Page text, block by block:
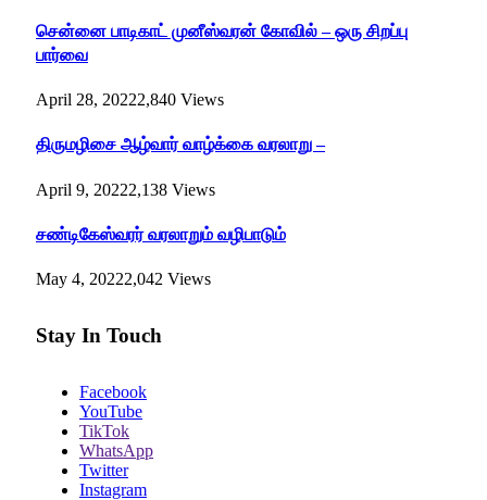
சென்னை பாடிகாட் முனீஸ்வரன் கோவில் – ஒரு சிறப்பு
பார்வை
April 28, 20222,840 Views
திருமழிசை ஆழ்வார் வாழ்க்கை வரலாறு –
April 9, 20222,138 Views
சண்டிகேஸ்வரர் வரலாறும் வழிபாடும்
May 4, 20222,042 Views
Stay In Touch
Facebook
YouTube
TikTok
WhatsApp
Twitter
Instagram